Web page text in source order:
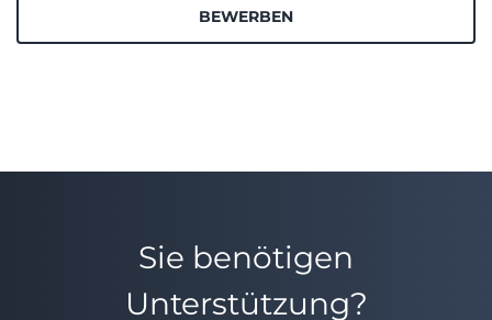
BEWERBEN
Sie benötigen
Unterstützung?